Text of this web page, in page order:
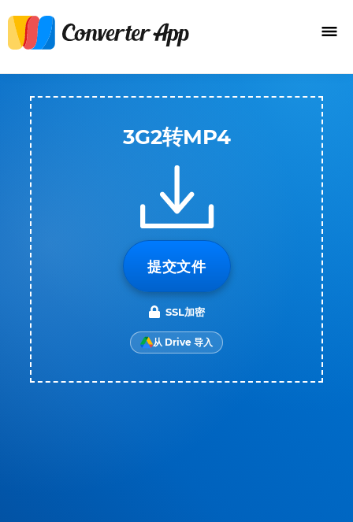
3G2转MP4
提交文件
SSL加密
从 Drive 导入